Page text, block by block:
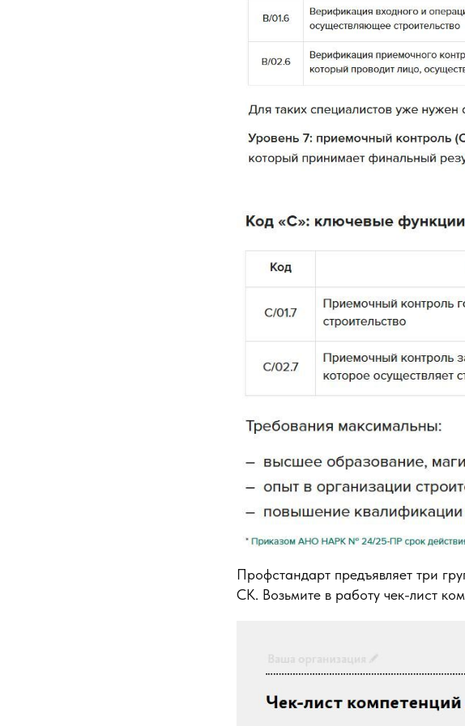
Профстандарт предъявляет три
СК. Возьмите в работу чек-лист